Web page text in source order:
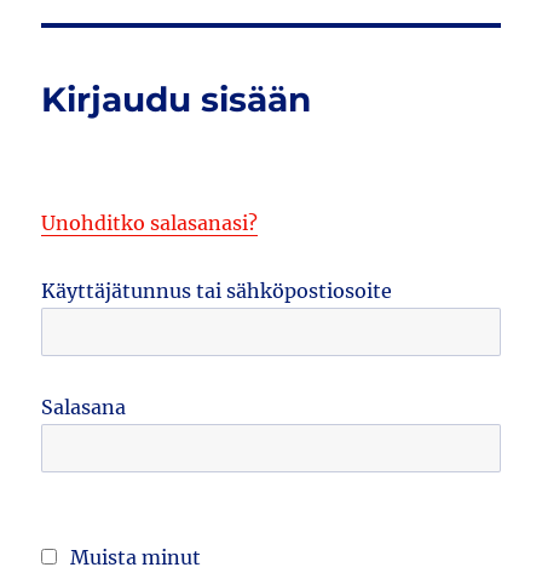
Kirjaudu sisään
Unohditko salasanasi?
Käyttäjätunnus tai sähköpostiosoite
Salasana
Muista minut